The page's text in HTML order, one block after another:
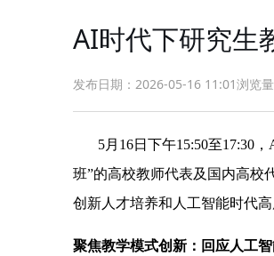
AI时代下研究生
发布日期：2026-05-16 11:01浏览
5月16日下午15:50至17:30
班”的高校教师代表及国内高校
创新人才培养和人工智能时代
聚焦教学模式创新：回应人工